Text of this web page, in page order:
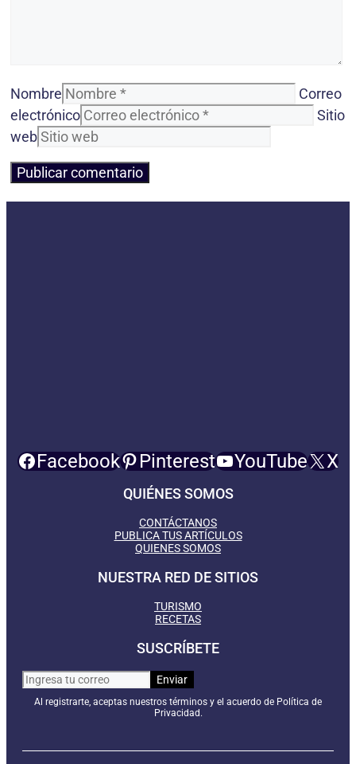
Nombre
Correo
electrónico
Sitio
web
Facebook Pinterest YouTube X
QUIÉNES SOMOS
CONTÁCTANOS
PUBLICA TUS ARTÍCULOS
QUIENES SOMOS
NUESTRA RED DE SITIOS
TURISMO
RECETAS
SUSCRÍBETE
Al registrarte, aceptas nuestros términos y el acuerdo de Política de
Privacidad.